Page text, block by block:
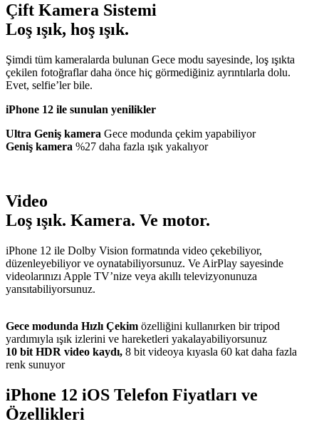
Çift Kamera Sistemi
Loş ışık, hoş ışık.
Şimdi tüm kameralarda bulunan Gece modu sayesinde, loş ışıkta
çekilen fotoğraflar daha önce hiç görmediğiniz ayrıntılarla dolu.
Evet, selfie’ler bile.
iPhone 12 ile sunulan yenilikler
Ultra Geniş kamera Gece modunda çekim yapabiliyor
Geniş kamera %27 daha fazla ışık yakalıyor
Video
Loş ışık. Kamera. Ve motor.
iPhone 12 ile Dolby Vision formatında video çekebiliyor,
düzenleyebiliyor ve oynatabiliyorsunuz. Ve AirPlay sayesinde
videolarınızı Apple TV’nize veya akıllı televizyonunuza
yansıtabiliyorsunuz.
Gece modunda Hızlı Çekim özelliğini kullanırken bir tripod
yardımıyla ışık izlerini ve hareketleri yakalayabiliyorsunuz
10 bit HDR video kaydı, 8 bit videoya kıyasla 60 kat daha fazla
renk sunuyor
iPhone 12 iOS Telefon Fiyatları ve
Özellikleri